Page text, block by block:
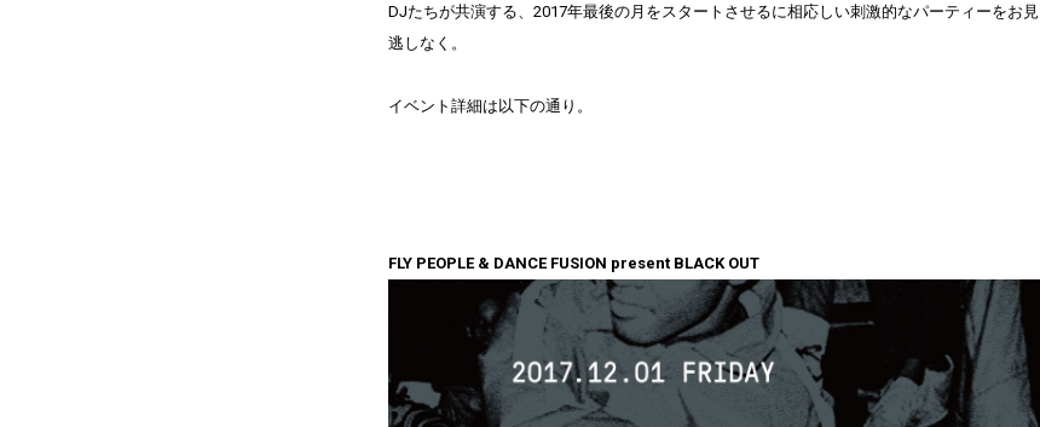
DJたちが共演する、2017年最後の月をスタートさせるに相応しい刺激的なパーティーをお見
逃しなく。
イベント詳細は以下の通り。
FLY PEOPLE & DANCE FUSION present BLACK OUT